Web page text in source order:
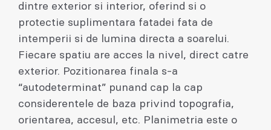
dintre exterior si interior, oferind si o
protectie suplimentara fatadei fata de
intemperii si de lumina directa a soarelui.
Fiecare spatiu are acces la nivel, direct catre
exterior. Pozitionarea finala s-a
“autodeterminat” punand cap la cap
considerentele de baza privind topografia,
orientarea, accesul, etc. Planimetria este o